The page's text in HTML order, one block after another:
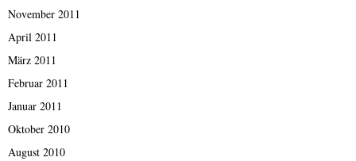
November 2011
April 2011
März 2011
Februar 2011
Januar 2011
Oktober 2010
August 2010